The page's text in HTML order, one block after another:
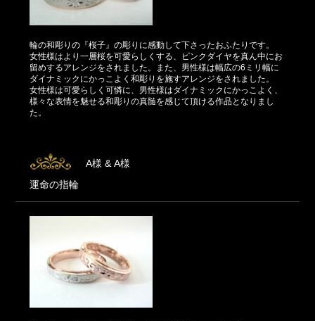
輪の和彫りの『桜子』の彫りに感動して下さったおふたりです。
女性様はより一層桜を可愛らしくする、ピンクダイヤを真ん中にお
留めするアレンジをされました。また、男性様は幅広の6ミリ幅に
ダイナミックにかっこよく和彫りを施すアレンジをされました。
女性様は可愛らしく可憐に、男性様はダイナミックにかっこよく、
様々な表情を魅せる和彫りの真髄を感じて頂ける作品となりまし
た。
A様 & A様
運命の指輪